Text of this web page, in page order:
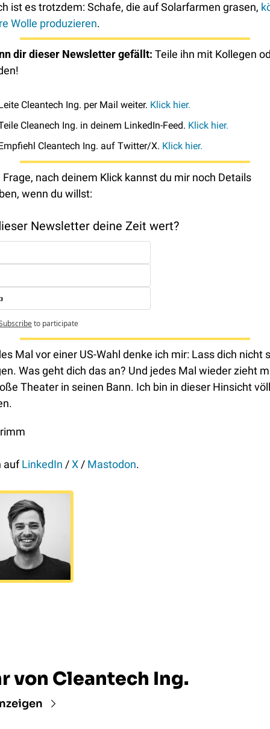
ist es trotzdem: Schafe, die auf Solarfarmen grasen,
Wolle produzieren.
dir dieser Newsletter gefällt: Teile ihn mit Kollegen
Cleantech Ing. per Mail weiter. Klick hier.
Cleanech Ing. in deinem LinkedIn-Feed. Klick hier.
Cleantech Ing. auf Twitter/X. Klick hier.
nach deinem Klick kannst du mir noch Details
wenn du willst:
Newsletter deine Zeit wert?
to participate
Mal vor einer US-Wahl denke ich mir: Lass dich nicht
Was geht dich das an? Und jedes Mal wieder zieht
Theater in seinen Bann. Ich bin in dieser Hinsicht
auf LinkedIn / X / Mastodon.
von Cleantech Ing.